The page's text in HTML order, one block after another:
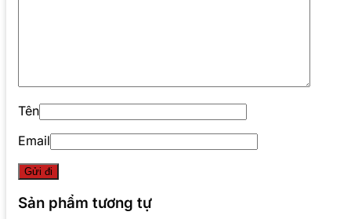
Tên
Email
Sản phẩm tương tự